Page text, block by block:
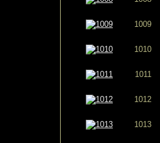
1009
1010
1011
1012
1013